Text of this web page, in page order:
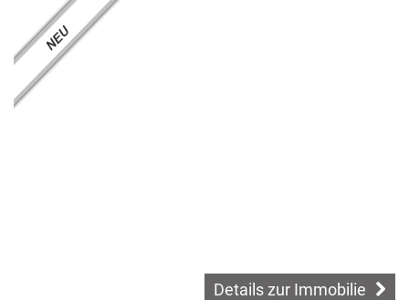
Details zur Immobilie